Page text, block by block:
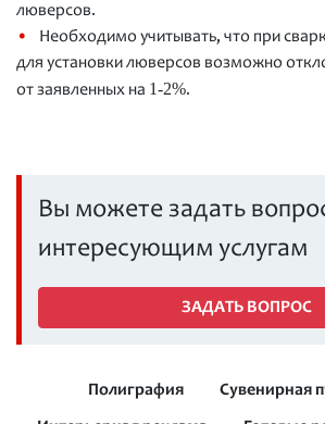
люверсов.
Необходимо учитывать, что при
для установки люверсов возможно
от заявленных на 1-2%.
Вы можете задать
интересующим услугам
ЗАДАТЬ ВОПРОС
Полиграфия Сувенирная